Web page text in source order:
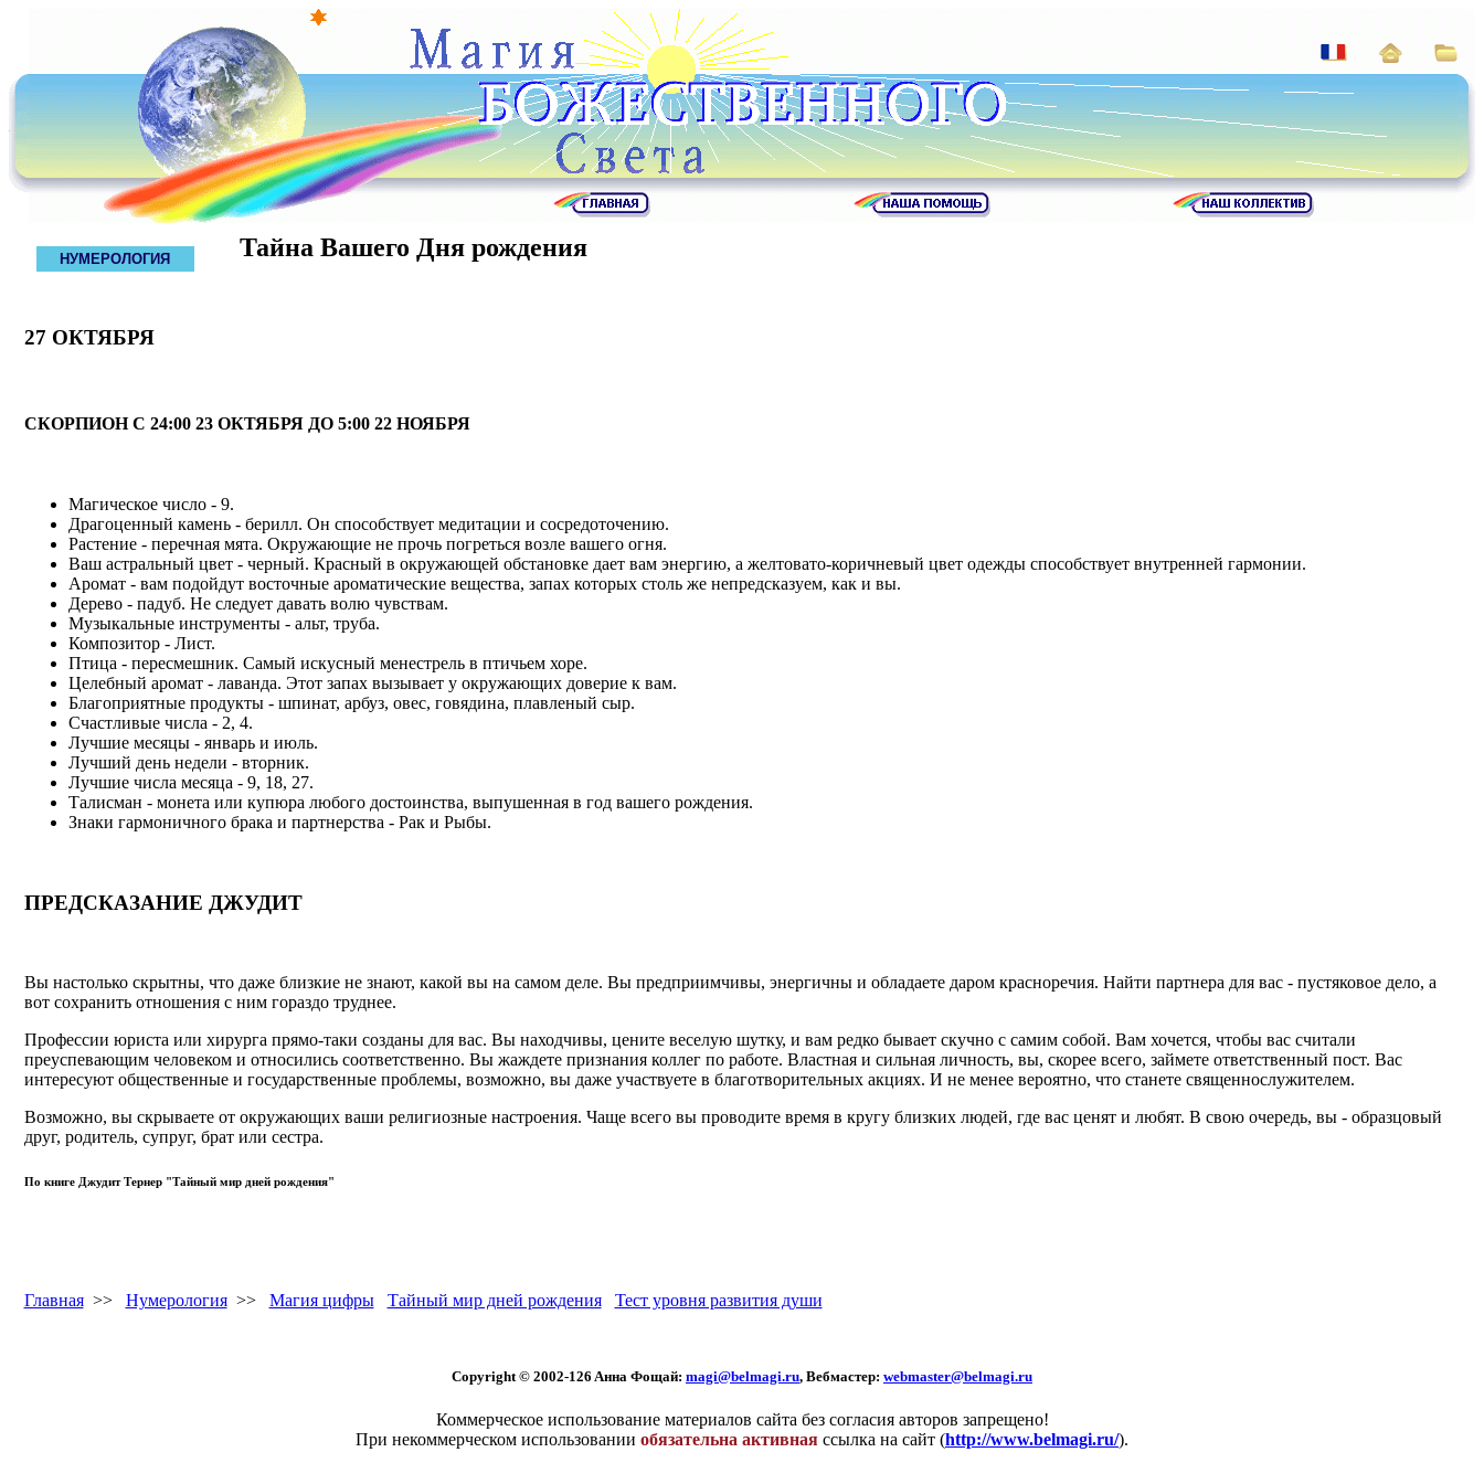
НУМЕРОЛОГИЯ Тайна Вашего Дня рождения
27 ОКТЯБРЯ
СКОРПИОН С 24:00 23 ОКТЯБРЯ ДО 5:00 22 НОЯБРЯ
Магическое число - 9.
Драгоценный камень - берилл. Он способствует медитации и сосредоточению.
Растение - перечная мята. Окружающие не прочь погреться возле вашего огня.
Ваш астральный цвет - черный. Красный в окружающей обстановке дает вам энергию, а желтовато-коричневый цвет одежды способствует внутренней гармонии.
Аромат - вам подойдут восточные ароматические вещества, запах которых столь же непредсказуем, как и вы.
Дерево - падуб. Не следует давать волю чувствам.
Музыкальные инструменты - альт, труба.
Композитор - Лист.
Птица - пересмешник. Самый искусный менестрель в птичьем хоре.
Целебный аромат - лаванда. Этот запах вызывает у окружающих доверие к вам.
Благоприятные продукты - шпинат, арбуз, овес, говядина, плавленый сыр.
Счастливые числа - 2, 4.
Лучшие месяцы - январь и июль.
Лучший день недели - вторник.
Лучшие числа месяца - 9, 18, 27.
Талисман - монета или купюра любого достоинства, выпушенная в год вашего рождения.
Знаки гармоничного брака и партнерства - Рак и Рыбы.
ПРЕДСКАЗАНИЕ ДЖУДИТ
Вы настолько скрытны, что даже близкие не знают, какой вы на самом деле. Вы предприимчивы, энергичны и обладаете даром красноречия. Найти партнера для вас - пустяковое дело, а
вот сохранить отношения с ним гораздо труднее.
Профессии юриста или хирурга прямо-таки созданы для вас. Вы находчивы, цените веселую шутку, и вам редко бывает скучно с самим собой. Вам хочется, чтобы вас считали
преуспевающим человеком и относились соответственно. Вы жаждете признания коллег по работе. Властная и сильная личность, вы, скорее всего, займете ответственный пост. Вас
интересуют общественные и государственные проблемы, возможно, вы даже участвуете в благотворительных акциях. И не менее вероятно, что станете священнослужителем.
Возможно, вы скрываете от окружающих ваши религиозные настроения. Чаще всего вы проводите время в кругу близких людей, где вас ценят и любят. В свою очередь, вы - образцовый
друг, родитель, супруг, брат или сестра.
По книге Джудит Тернер "Тайный мир дней рождения"
Главная>> Нумерология>> Магия цифры Тайный мир дней рождения Тест уровня развития души
Copyright © 2002-126 Aннa Фoщaй: magi@belmagi.ru, Вебмастер: webmaster@belmagi.ru
Коммерческое использование материалов сайта без согласия авторов запрещено!
При некоммерческом использовании обязательна активная ссылка на сайт (http://www.belmagi.ru/).